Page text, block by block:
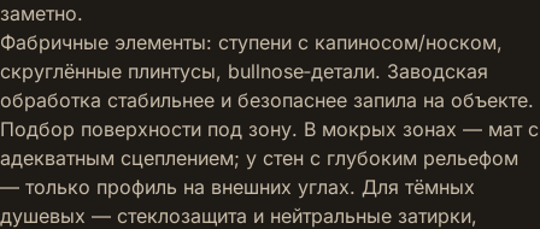
заметно.
Фабричные элементы: ступени с капиносом/носком,
скруглённые плинтусы, bullnose‑детали. Заводская
обработка стабильнее и безопаснее запила на объекте.
Подбор поверхности под зону. В мокрых зонах — мат с
адекватным сцеплением; у стен с глубоким рельефом
— только профиль на внешних углах. Для тёмных
душевых — стеклозащита и нейтральные затирки,